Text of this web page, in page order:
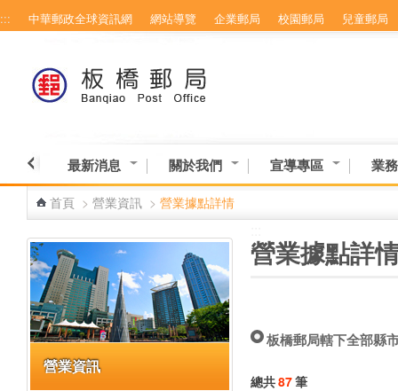
跳到主要內容區塊
::: 中華郵政全球資訊網 網站導覽 企業郵局 校園郵局 兒童郵局
最新消息 關於我們 宣導專區 業
首頁 > 營業資訊 > 營業據點詳情
營業資訊
營業據點詳
板橋郵局轄下全部縣
總共87筆